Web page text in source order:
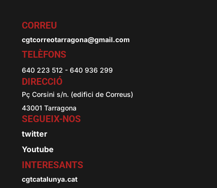
CORREU
cgtcorreotarragona@gmail.com
TELÈFONS
640 223 512 - 640 936 299
DIRECCIÓ
Pç Corsini s/n. (edifici de Correus)
43001 Tarragona
SEGUEIX-NOS
twitter
Youtube
INTERESANTS
cgtcatalunya.cat